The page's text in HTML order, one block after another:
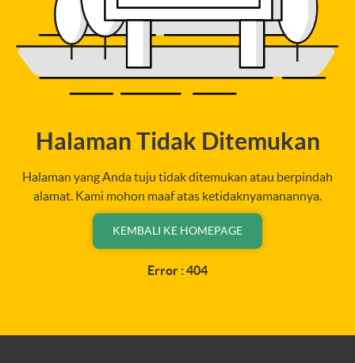
Halaman Tidak Ditemukan
Halaman yang Anda tuju tidak ditemukan atau berpindah
alamat. Kami mohon maaf atas ketidaknyamanannya.
KEMBALI KE HOMEPAGE
Error : 404